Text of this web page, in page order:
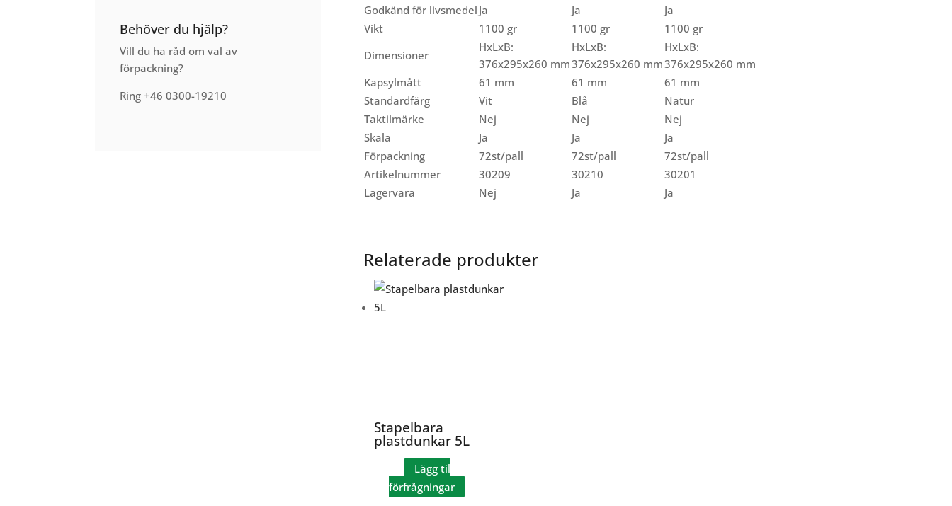
Behöver du hjälp?
Vill du ha råd om val av
förpackning?
Ring +46 0300-19210
Godkänd för livsmedel Ja Ja
Ja
Vikt
1100 gr 1100 gr
1100 gr
Dimensioner
HxLxB:
376x295x260 mm
HxLxB:
376x295x260 mm
HxLxB:
376x295x260 mm
Kapsylmått
61 mm 61 mm
61 mm
Standardfärg
Vit Blå
Natur
Taktilmärke
Nej Nej
Nej
Skala
Ja Ja
Ja
Förpackning
72st/pall 72st/pall
72st/pall
Artikelnummer
30209 30210
30201
Lagervara
Nej Ja Ja
Relaterade produkter
Stapelbara
plastdunkar 5L
Lägg til
förfrågningar